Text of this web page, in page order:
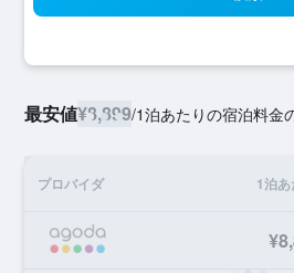
最安値¥8,899/1泊あたりの宿泊料金
プロバイダ 1泊